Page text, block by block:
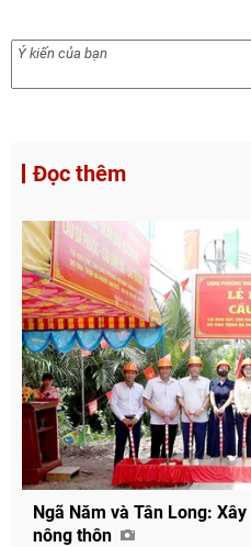
Đọc thêm
Ngã Năm và Tân Long:
nông thôn